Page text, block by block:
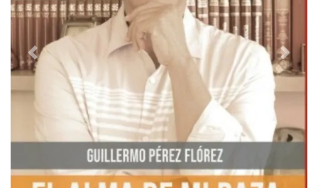
Previous Next